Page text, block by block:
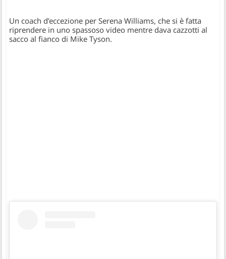
Un coach d’eccezione per Serena Williams, che si è fatta
riprendere in uno spassoso video mentre dava cazzotti al
sacco al fianco di Mike Tyson.